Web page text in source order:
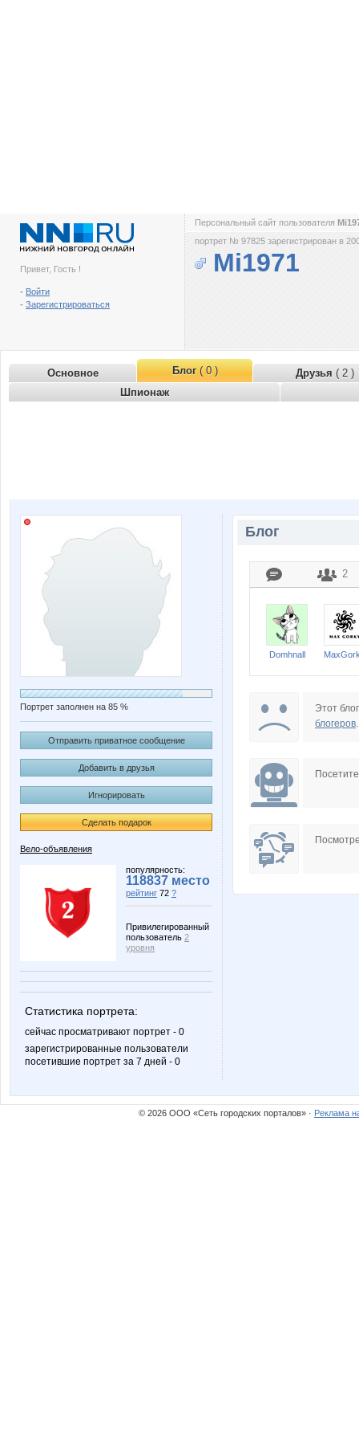
Привет, Гость !
- Войти
- Зарегистрироваться
Персональный сайт пользователя
портрет № 97825 зарегистрирован в
Mi1971
Основное Блог( 0 ) Друзья ( 2 )
Шпионаж
Портрет заполнен на 85 %
Отправить приватное сообщение
Добавить в друзья
Игнорировать
Сделать подарок
Вело-объявления
популярность:
118837 место
рейтинг 72 ?
Привилегированный
пользователь 2
уровня
Статистика портрета:
сейчас просматривают портрет - 0
зарегистрированные пользователи
посетившие портрет за 7 дней - 0
Блог
2
Domhnall
Этот
блогеров.
© 2026 ООО «Сеть городских порталов» · Реклама